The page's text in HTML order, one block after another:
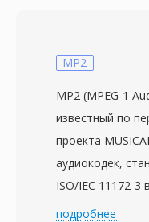
MP2
MP2 (MPEG-1
известный по
проекта
аудиокодек,
ISO/IEC 11172-3
преемник MP3
подробнее